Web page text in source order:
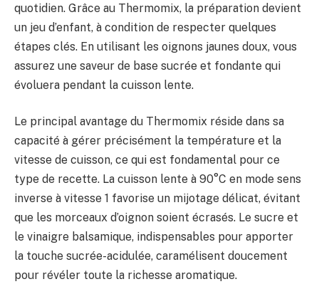
quotidien. Grâce au Thermomix, la préparation devient
un jeu d’enfant, à condition de respecter quelques
étapes clés. En utilisant les oignons jaunes doux, vous
assurez une saveur de base sucrée et fondante qui
évoluera pendant la cuisson lente.
Le principal avantage du Thermomix réside dans sa
capacité à gérer précisément la température et la
vitesse de cuisson, ce qui est fondamental pour ce
type de recette. La cuisson lente à 90°C en mode sens
inverse à vitesse 1 favorise un mijotage délicat, évitant
que les morceaux d’oignon soient écrasés. Le sucre et
le vinaigre balsamique, indispensables pour apporter
la touche sucrée-acidulée, caramélisent doucement
pour révéler toute la richesse aromatique.